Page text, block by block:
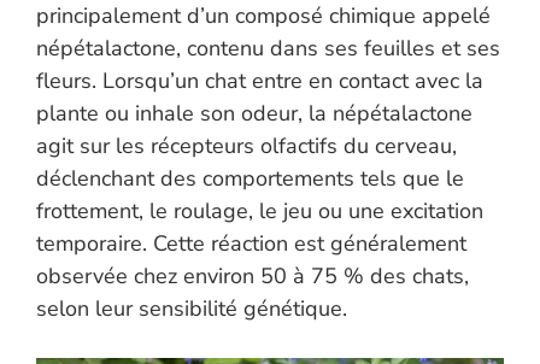
principalement d’un composé chimique appelé
népétalactone, contenu dans ses feuilles et ses
fleurs. Lorsqu’un chat entre en contact avec la
plante ou inhale son odeur, la népétalactone
agit sur les récepteurs olfactifs du cerveau,
déclenchant des comportements tels que le
frottement, le roulage, le jeu ou une excitation
temporaire. Cette réaction est généralement
observée chez environ 50 à 75 % des chats,
selon leur sensibilité génétique.